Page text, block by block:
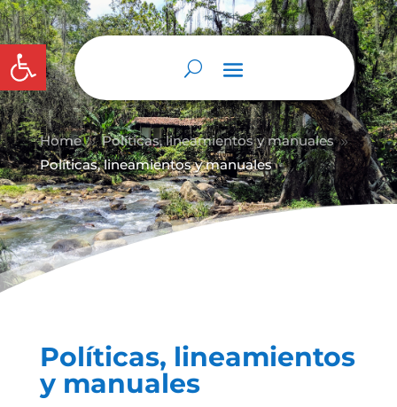
Abrir barra de herramientas
Home 9 Políticas, lineamientos y manuales 9
Políticas, lineamientos y manuales
Políticas, lineamientos
y manuales